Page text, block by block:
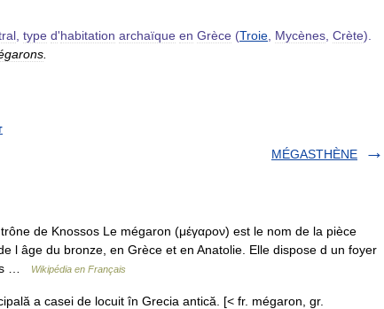
type d'habitation archaïque en Grèce (Troie Mycènes Crète).
MÉGASTHÈNE
de Knossos Le mégaron (μέγαρον) est le nom de la pièce
l âge du bronze, en Grèce et en Anatolie. Elle dispose d un foyer
…
Wikipédia en Français
a casei de locuit în Grecia antică. [< fr. mégaron, gr.